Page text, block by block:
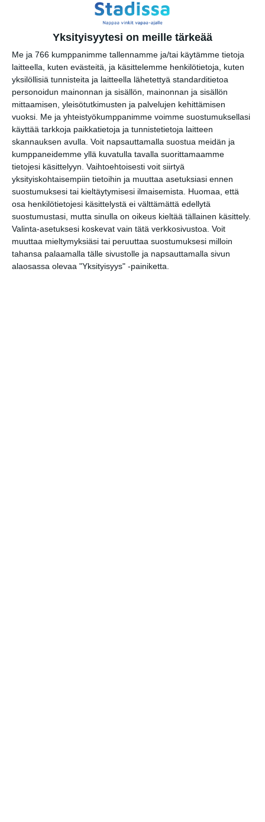
Yksityisyytesi on meille tärkeää
Me ja 766 kumppanimme tallennamme ja/tai käytämme tietoja
laitteella, kuten evästeitä, ja käsittelemme henkilötietoja, kuten
yksilöllisiä tunnisteita ja laitteella lähetettyä standarditietoa
personoidun mainonnan ja sisällön, mainonnan ja sisällön
mittaamisen, yleisötutkimusten ja palvelujen kehittämisen
vuoksi. Me ja yhteistyökumppanimme voimme suostumuksellasi
käyttää tarkkoja paikkatietoja ja tunnistetietoja laitteen
skannauksen avulla. Voit napsauttamalla suostua meidän ja
kumppaneidemme yllä kuvatulla tavalla suorittamaamme
tietojesi käsittelyyn. Vaihtoehtoisesti voit siirtyä
yksityiskohtaisempiin tietoihin ja muuttaa asetuksiasi ennen
suostumuksesi tai kieltäytymisesi ilmaisemista.
Huomaa, että
osa henkilötietojesi käsittelystä ei välttämättä edellytä
suostumustasi, mutta sinulla on oikeus kieltää tällainen käsittely.
Valinta-asetuksesi koskevat vain tätä verkkosivustoa. Voit
muuttaa mieltymyksiäsi tai peruuttaa suostumuksesi milloin
tahansa palaamalla tälle sivustolle ja napsauttamalla sivun
alaosassa olevaa "Yksityisyys" -painiketta.
Kissojen Yöt tarjoavat
tunnelmaa syyskuun
iltoihin
Lue lisää
Uusi stand-up -klubi
kutittelee nauruhermoja
keskiviikkoisin
Lue lisää
Lapualaisooppera herää
kummittelemaan